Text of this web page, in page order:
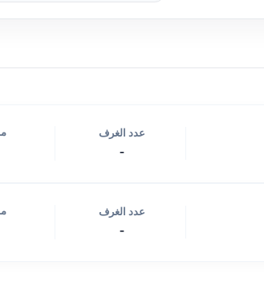
عدد الغرف
-
عدد الغرف
-